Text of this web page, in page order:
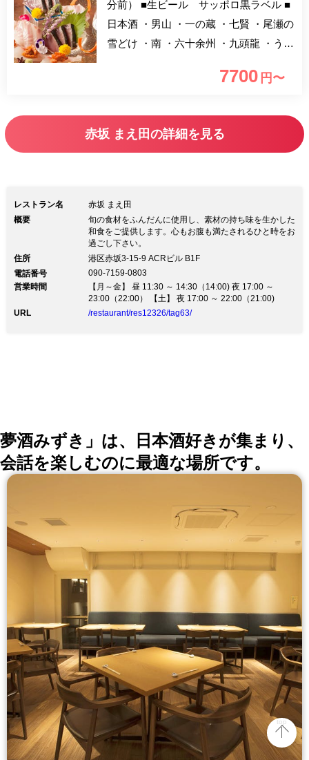
分前） ■生ビール サッポロ黒ラベル ■
日本酒 ・男山 ・一の蔵 ・七賢 ・尾瀬の
雪どけ ・南 ・六十余州 ・九頭龍 ・うま
ボール ■芋焼酎 ■麦焼酎 ■梅酒 ■酎ハ
ンハイ 緑茶ハイ ■ソフトドリンク各種
和食の道を極めた若き大将が腕を振るう
覚が楽しめます。日本酒とのハーモニー
は抜群。本格和食を是非お楽しみくださ
い。
7700 円〜
赤坂 まえ田の詳細を見る
レストラン名
赤坂 まえ田
概要
旬の食材をふんだんに使用し、素材の持ち味を生かした
和食をご提供します。心もお腹も満たされるひと時をお
過ごし下さい。
住所
港区赤坂3-15-9 ACRビル B1F
電話番号
090-7159-0803
営業時間
【月～金】 昼 11:30 ～ 14:30（14:00) 夜 17:00 ～
23:00（22:00） 【土】 夜 17:00 ～ 22:00（21:00)
URL
/restaurant/res12326/tag63/
夢酒みずき」は、日本酒好きが集まり、
会話を楽しむのに最適な場所です。
top